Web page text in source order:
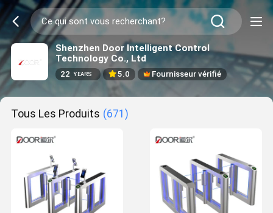
Shenzhen Door Intelligent Control
Technology Co., Ltd
22 YEARS 5.0 Fournisseur vérifié
Tous Les Produits (671)